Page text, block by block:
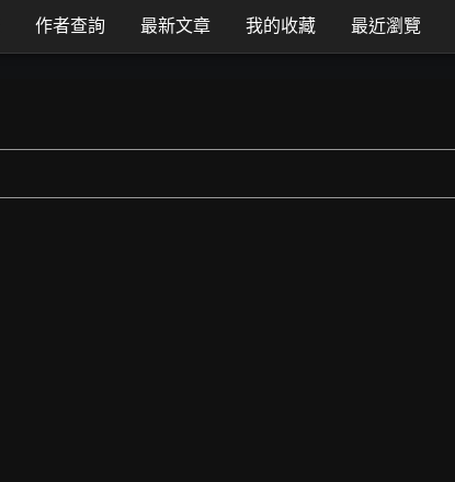
作者查詢 最新文章 我的收藏 最近瀏覽